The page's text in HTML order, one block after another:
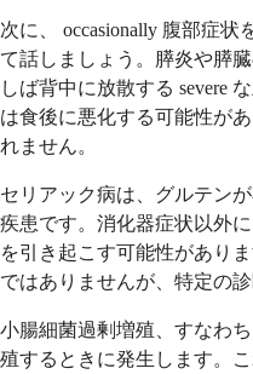
次に、 occasionally 腹部症
て話しましょう。膵炎や膵
しば背中に放散する severe
は食後に悪化する可能性が
れません。
セリアック病は、グルテン
疾患です。消化器症状以外
を引き起こす可能性があり
ではありませんが、特定の
小腸細菌過剰増殖、すなわ
殖するときに発生します。